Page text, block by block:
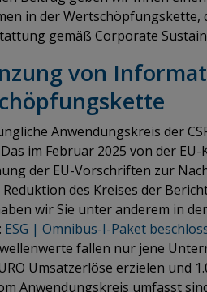
in der Wertschöpfungskette,
gemäß Corporate
von
Anwendungskreis der
im Februar 2025 von der
der EU-Vorschriften zur
des Kreises der
wir Sie unter anderem in
ESG | Omnibus-I-Paket
fallen nur jene
Umsatzerlöse erzielen und
Anwendungskreis umfasst